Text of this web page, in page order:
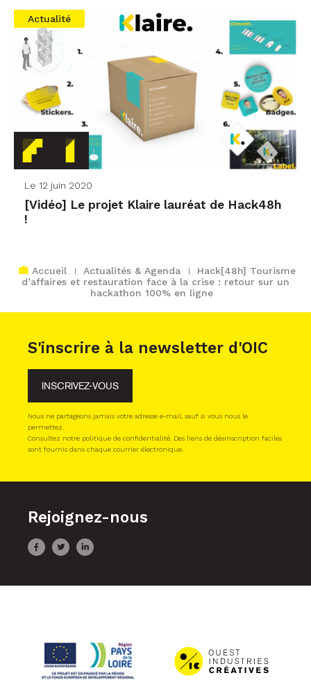
Actualité
Le 12 juin 2020
[Vidéo] Le projet Klaire lauréat de Hack48h
!
Accueil Actualités & Agenda
Hack[48h] Tourisme
d’affaires et restauration face à la crise : retour sur un
hackathon 100% en ligne
S'inscrire à la newsletter d'OIC
INSCRIVEZ-VOUS
Nous ne partageons jamais votre adresse e-mail, sauf si vous nous le
permettez.
Consultez notre politique de confidentialité. Des liens de désinscription faciles
sont fournis dans chaque courrier électronique.
Rejoignez-nous